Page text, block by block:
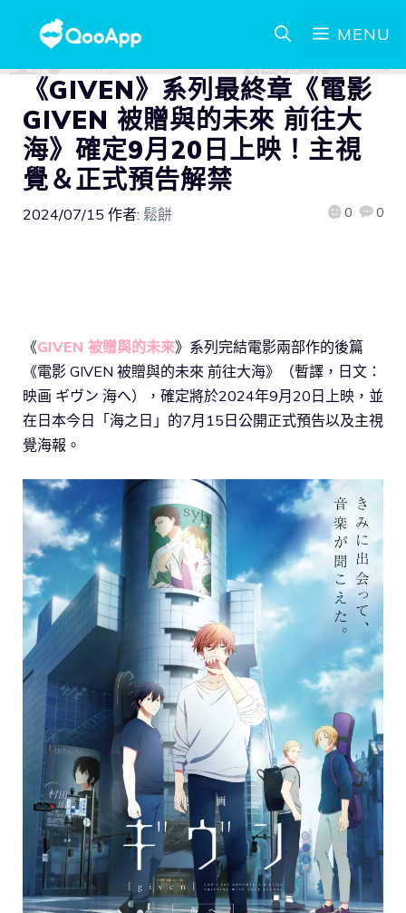
MENU
《GIVEN》系列最終章《電影
GIVEN 被贈與的未來 前往大
海》確定9月20日上映！主視
覺＆正式預告解禁
2024/07/15 作者: 鬆餅 0 0
《GIVEN 被贈與的未來》系列完結電影兩部作的後篇
《電影 GIVEN 被贈與的未來 前往大海》（暫譯，日文：
映画 ギヴン 海へ），確定將於2024年9月20日上映，並
在日本今日「海之日」的7月15日公開正式預告以及主視
覺海報。